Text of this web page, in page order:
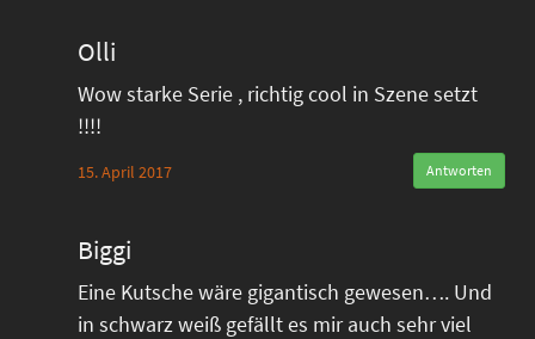
Olli
Wow starke Serie , richtig cool in Szene setzt
!!!!
15. April 2017 Antworten
Biggi
Eine Kutsche wäre gigantisch gewesen…. Und
in schwarz weiß gefällt es mir auch sehr viel